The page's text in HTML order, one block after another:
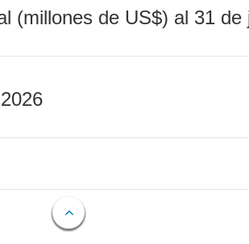
(millones de US$) al 31 de